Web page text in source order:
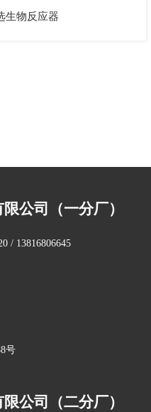
生物反应器
公司（一分厂）
/ 13816806645
号
公司（二分厂）